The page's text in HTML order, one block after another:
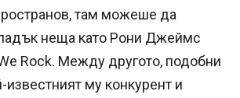
там можеше да
неща като Рони Джеймс
Rock. Между другото, подобни
му конкурент и